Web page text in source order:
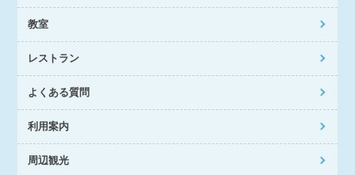
教室
レストラン
よくある質問
利用案内
周辺観光